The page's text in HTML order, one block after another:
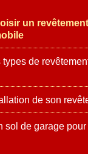
un
types de
de son
sol de garage